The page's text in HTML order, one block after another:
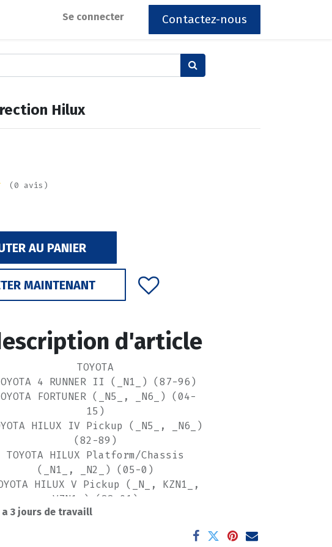
Se connecter Contactez-nous
Hilux
(0 avis)
AU PANIER
MAINTENANT
d'article
TOYOTA
4 RUNNER II (_N1_) (87-96)
FORTUNER (_N5_, _N6_) (04-
15)
HILUX IV Pickup (_N5_, _N6_)
(82-89)
TOYOTA HILUX Platform/Chassis
(_N1_, _N2_) (05-0)
HILUX V Pickup (_N_, KZN1_,
VZN1_) (88-01)
HILUX VI Pickup (_N1_) (94-
a 3 jours de travaill